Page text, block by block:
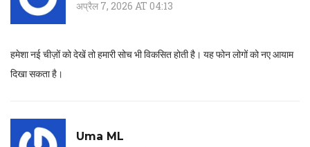
अप्रैल 7, 2026 AT 04:13
हमेशा नई चीज़ों को देखें तो हमारी सोच भी विकसित होती है। यह फोन लोगों को नए आयाम
दिखा सकता है।
Uma ML